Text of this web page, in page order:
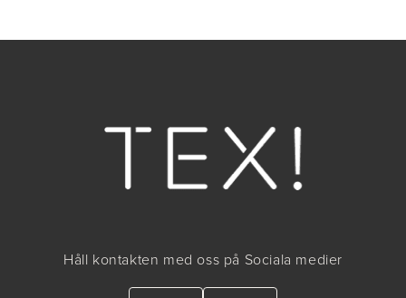
Håll kontakten med oss på Sociala medier